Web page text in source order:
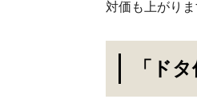
対価も上がり
「ド